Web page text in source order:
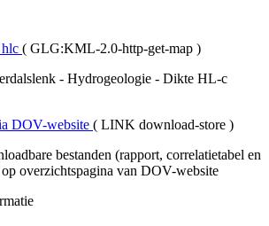
( GLG:KML-2.0-http-get-map )
- Hydrogeologie - Dikte HL-c
DOV-website ( LINK download-store )
bestanden (rapport, correlatietabel en
op overzichtspagina van DOV-website